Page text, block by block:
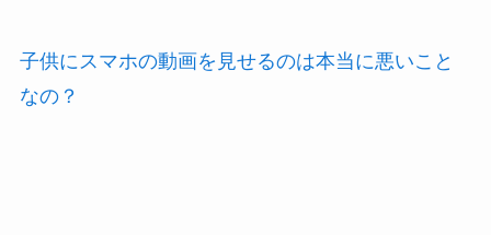
子供にスマホの動画を見せるのは本当に悪いこと
なの？